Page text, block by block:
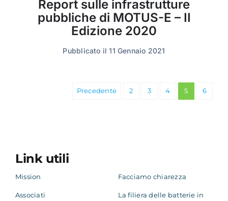
Report sulle infrastrutture
pubbliche di MOTUS-E – II
Edizione 2020
Pubblicato il 11 Gennaio 2021
Precedente 2 3 4 5 6
Link utili
Mission
Associati
Facciamo chiarezza
La filiera delle batterie in